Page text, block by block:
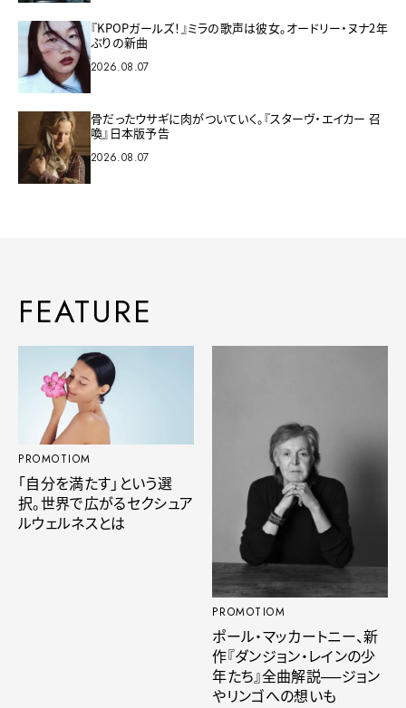
『KPOPガールズ！』ミラの歌声は彼女。オードリー・ヌナ2年
ぶりの新曲
2026.08.07
骨だったウサギに肉がついていく。『スターヴ・エイカー 召
喚』日本版予告
2026.08.07
FEATURE
PROMOTIOM
「自分を満たす」という選
択。世界で広がるセクシュア
ルウェルネスとは
PROMOTIOM
ポール・マッカートニー、新
作『ダンジョン・レインの少
年たち』全曲解説──ジョン
やリンゴへの想いも